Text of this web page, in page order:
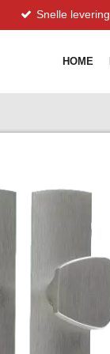
Snelle levering
HOME